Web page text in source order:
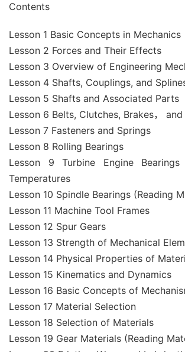
Contents
Lesson 1 Basic Concepts in Mechanics
Lesson 2 Forces and Their Effects
Lesson 3 Overview of Engineering
Lesson 4 Shafts, Couplings, and
Lesson 5 Shafts and Associated Parts
Lesson 6 Belts, Clutches, Brakes，
Lesson 7 Fasteners and Springs
Lesson 8 Rolling Bearings
Lesson 9 Turbine Engine
Temperatures
Lesson 10 Spindle Bearings (Reading
Lesson 11 Machine Tool Frames
Lesson 12 Spur Gears
Lesson 13 Strength of Mechanical
Lesson 14 Physical Properties of
Lesson 15 Kinematics and Dynamics
Lesson 16 Basic Concepts of
Lesson 17 Material Selection
Lesson 18 Selection of Materials
Lesson 19 Gear Materials (Reading